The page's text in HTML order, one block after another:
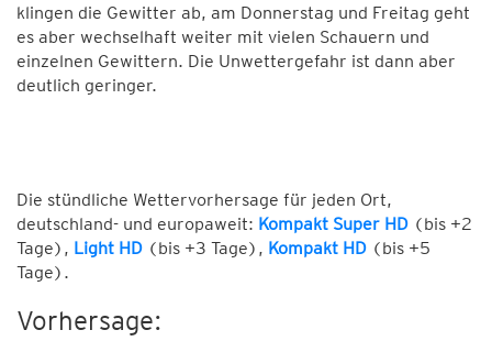
klingen die Gewitter ab, am Donnerstag und Freitag geht
es aber wechselhaft weiter mit vielen Schauern und
einzelnen Gewittern. Die Unwettergefahr ist dann aber
deutlich geringer.
Die stündliche Wettervorhersage für jeden Ort,
deutschland- und europaweit: Kompakt Super HD (bis +2
Tage), Light HD (bis +3 Tage), Kompakt HD (bis +5
Tage).
Vorhersage: